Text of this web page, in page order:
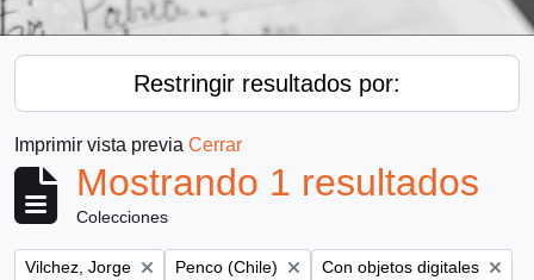
Restringir resultados por:
Imprimir vista previa Cerrar
Mostrando 1 resultados
Colecciones
Remove filter:
Vilchez, Jorge Remove filter:
Penco (Chile) Remove filter:
Con objetos digitales